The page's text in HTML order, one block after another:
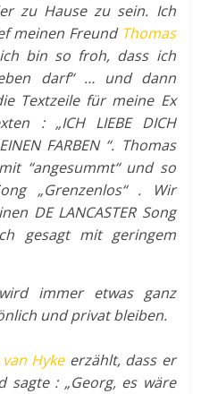
zu Hause zu sein. Ich
meinen Freund Thomas
bin so froh, dass ich
darf“ … und dann
Textzeile für meine Ex
: „ICH LIEBE DICH
FARBEN “. Thomas
“angesummt“ und so
„Grenzenlos“ . Wir
DE LANCASTER Song
gesagt mit geringem
immer etwas ganz
und privat bleiben.
Hykeerzählt, dass er
sagte : „Georg, es wäre